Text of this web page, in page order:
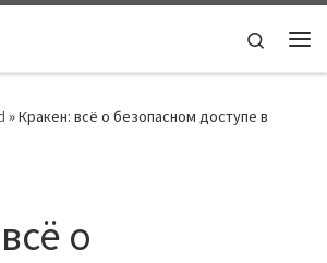
Search
»Кракен: всё о безопасном доступе в
о